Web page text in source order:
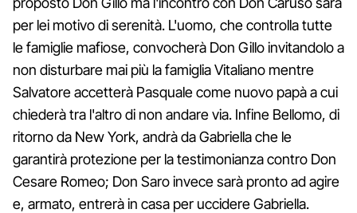
per lei motivo di serenità. L'uomo, che controlla tutte
le famiglie mafiose, convocherà Don Gillo invitandolo a
non disturbare mai più la famiglia Vitaliano mentre
Salvatore accetterà Pasquale come nuovo papà a cui
chiederà tra l'altro di non andare via. Infine Bellomo, di
ritorno da New York, andrà da Gabriella che le
garantirà protezione per la testimonianza contro Don
Cesare Romeo; Don Saro invece sarà pronto ad agire
e, armato, entrerà in casa per uccidere Gabriella.